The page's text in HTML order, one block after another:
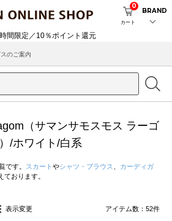
カート
0
BRAND
トメンテナンス実施のお知らせ
（サマンサモスモス ラーゴ
/ホワイト/白系
です。 スカート やシャツ・ブラウス
カーディガ
おります。
表示変更 アイテム数： 52件